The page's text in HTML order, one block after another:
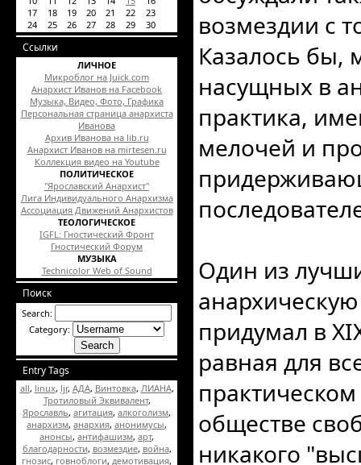
17
18 19 20 21 22
23
24
25 26 27 28 29 30
Ссылки
ЛИЧНОЕ
Микроблог на Juick.com
Анархист Иванов на Facebook
Музыка, Видео, Фото, Графика
Персональная страница анархиста
Иванова
Архив Иванова на lib.ru
Анархист Иванов на mirtesen.ru
Коллекция видео на Youtube
ПОЛИТИЧЕСКОЕ
"Ярославский Анархист"
Лига Индивидуального Анархизма
Ассоциация Движений Анархистов
ТЕОЛОГИЧЕСКОЕ
IGFL: Гностический Фронт
Гностический Форум
МУЗЫКА
Technicolor Web of Sound
Поиск
Search:
Category:
Entry Tags
all, linux, ljr, АДА, Винтовка, ЛИАНА,
Тротиловый Эквивалент,
Ярославль, агитация, алкоголизм,
анархизм, анархия, анонимусы,
анонсы, антифашизм, арт,
благодарности, возмездие, война,
гнозис, говноблоги, демотивация,
возмездии с
Казалось бы,
насущных в
практика,
мелочей и
Один из
придумал в
равная для
обществе
никакого